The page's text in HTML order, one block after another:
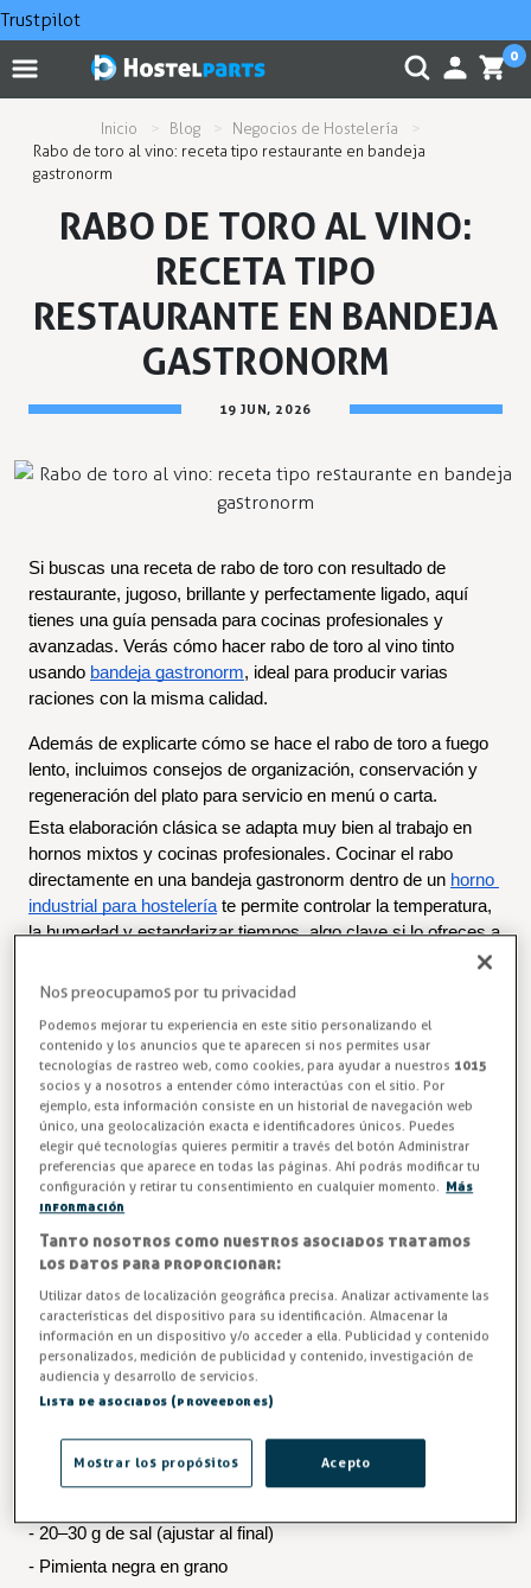
Trustpilot
0
Inicio Blog
Negocios de Hostelería
Rabo de toro al vino: receta tipo restaurante en bandeja
gastronorm
RABO DE TORO AL VINO:
RECETA TIPO
RESTAURANTE EN BANDEJA
GASTRONORM
19 JUN, 2026
Si buscas una receta de rabo de toro con resultado de
restaurante, jugoso, brillante y perfectamente ligado, aquí
tienes una guía pensada para cocinas profesionales y
avanzadas. Verás cómo hacer rabo de toro al vino tinto
usando bandeja gastronorm, ideal para producir varias
raciones con la misma calidad.
Además de explicarte cómo se hace el rabo de toro a fuego
lento, incluimos consejos de organización, conservación y
regeneración del plato para servicio en menú o carta.
Esta elaboración clásica se adapta muy bien al trabajo en
hornos mixtos y cocinas profesionales. Cocinar el rabo
directamente en una bandeja gastronorm dentro de un horno
industrial para hostelería te permite controlar la temperatura,
la humedad y estandarizar tiempos, algo clave si lo ofreces a
Ingredientes para rabo de toro al vino
en restaurante
Para una receta de rabo de toro pensada para unas 10–12
raciones en bandeja gastronorm GN 1/1 profunda,
necesitarás:
- 4–5 kg de rabo de toro o ternera, troceado
- 2–3 cebollas grandes
- 2 puerros
- 3 zanahorias
- 1 pimiento rojo
- 1 cabeza de ajos
- 2 tomates maduros rallados o 300 g de tomate triturado
- 1,5 l de vino tinto recio
- 1–1,2 l de caldo de carne o agua
- 20–30 g de sal (ajustar al final)
- Pimienta negra en grano
Nos preocupamos por tu privacidad
Podemos mejorar tu experiencia en este sitio personalizando el
contenido y los anuncios que te aparecen si nos permites usar
tecnologías de rastreo web, como cookies, para ayudar a nuestros 1015
socios y a nosotros a entender cómo interactúas con el sitio. Por
ejemplo, esta información consiste en un historial de navegación web
único, una geolocalización exacta e identificadores únicos. Puedes
elegir qué tecnologías quieres permitir a través del botón Administrar
preferencias que aparece en todas las páginas. Ahí podrás modificar tu
configuración y retirar tu consentimiento en cualquier momento. Más
información
Tanto nosotros como nuestros asociados tratamos
los datos para proporcionar:
Utilizar datos de localización geográfica precisa. Analizar activamente las
características del dispositivo para su identificación. Almacenar la
información en un dispositivo y/o acceder a ella. Publicidad y contenido
personalizados, medición de publicidad y contenido, investigación de
audiencia y desarrollo de servicios.
Lista de asociados (proveedores)
Acepto
Mostrar los propósitos